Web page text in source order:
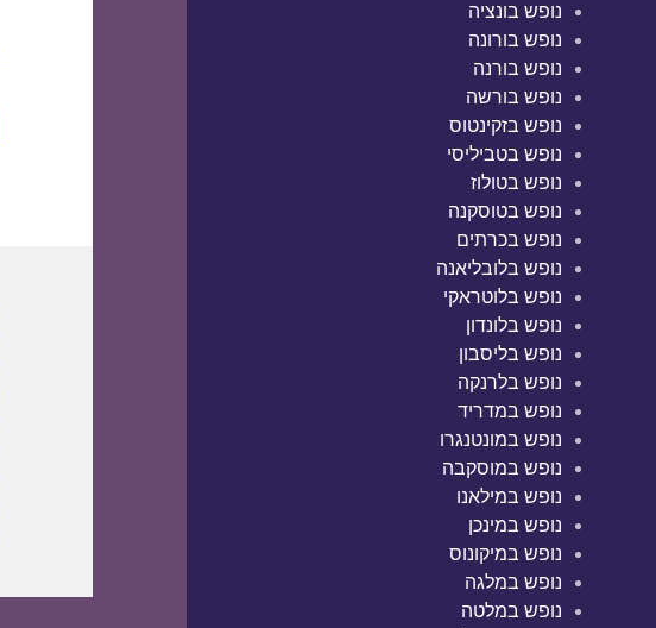
נופש בונציה
נופש בורונה
נופש בורנה
נופש בורשה
נופש בזקינטוס
נופש בטביליסי
נופש בטולוז
נופש בטוסקנה
נופש בכרתים
נופש בלובליאנה
נופש בלוטראקי
נופש בלונדון
נופש בליסבון
נופש בלרנקה
נופש במדריד
נופש במונטנגרו
נופש במוסקבה
נופש במילאנו
נופש במינכן
נופש במיקונוס
נופש במלגה
נופש במלטה